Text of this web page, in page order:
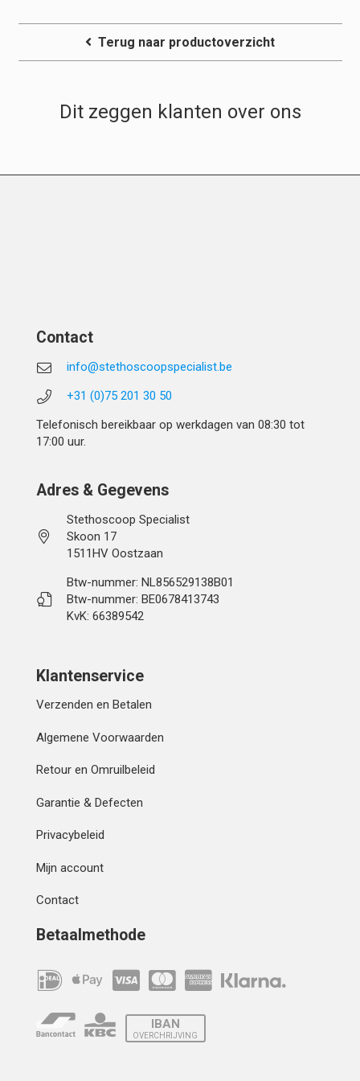
Terug naar productoverzicht
Dit zeggen klanten over ons
Contact
info@stethoscoopspecialist.be
+31 (0)75 201 30 50
Telefonisch bereikbaar op werkdagen van 08:30 tot
17:00 uur.
Adres & Gegevens
Stethoscoop Specialist
Skoon 17
1511HV Oostzaan
Btw-nummer: NL856529138B01
Btw-nummer: BE0678413743
KvK: 66389542
Klantenservice
Verzenden en Betalen
Algemene Voorwaarden
Retour en Omruilbeleid
Garantie & Defecten
Privacybeleid
Mijn account
Contact
Betaalmethode
IBAN
OVERCHRIJVING